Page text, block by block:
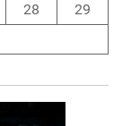
28
29